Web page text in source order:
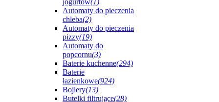
jogurtów(1)
Automaty do pieczenia
chleba(2)
Automaty do pieczenia
pizzy(19)
Automaty do
popcornu(3)
Baterie kuchenne(294)
Baterie
łazienkowe(924)
Bojlery(13)
Butelki filtrujące(28)